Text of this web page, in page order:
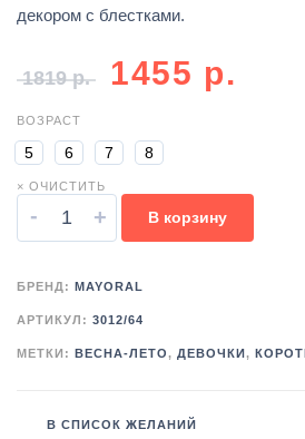
декором с блестками.
1819р. 1455 р.
ВОЗРАСТ
5 6 7 8
× ОЧИСТИТЬ
- + В корзину
БРЕНД: MAYORAL
АРТИКУЛ: 3012/64
МЕТКИ: ВЕСНА-ЛЕТО, ДЕВОЧКИ ,
В СПИСОК ЖЕЛАНИЙ